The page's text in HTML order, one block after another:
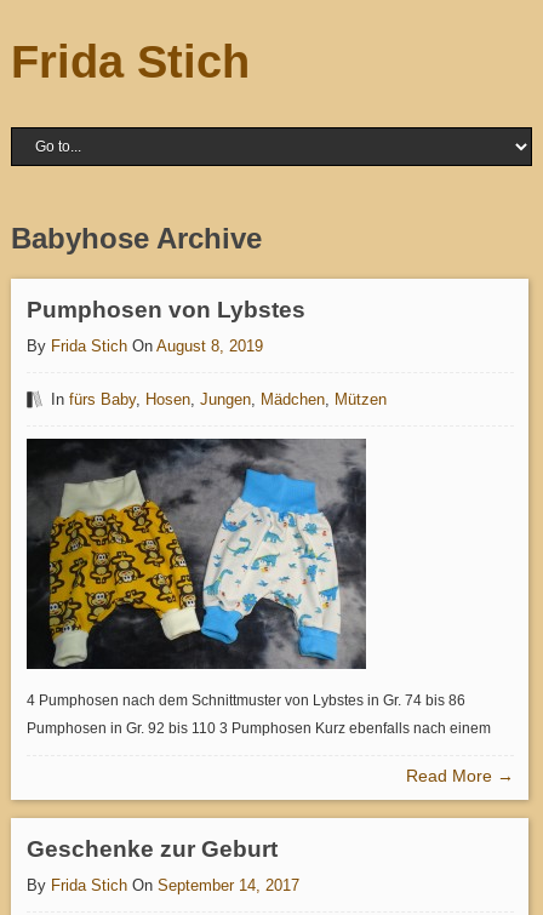
Frida Stich
Babyhose Archive
Pumphosen von Lybstes
By Frida Stich On August 8, 2019
In fürs Baby, Hosen, Jungen, Mädchen, Mützen
4 Pumphosen nach dem Schnittmuster von Lybstes in Gr. 74 bis 86
Pumphosen in Gr. 92 bis 110 3 Pumphosen Kurz ebenfalls nach einem
Read More →
Geschenke zur Geburt
By Frida Stich On September 14, 2017